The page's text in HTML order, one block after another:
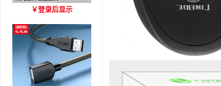
优越者HDMI转DVI双向互
￥登录后显示